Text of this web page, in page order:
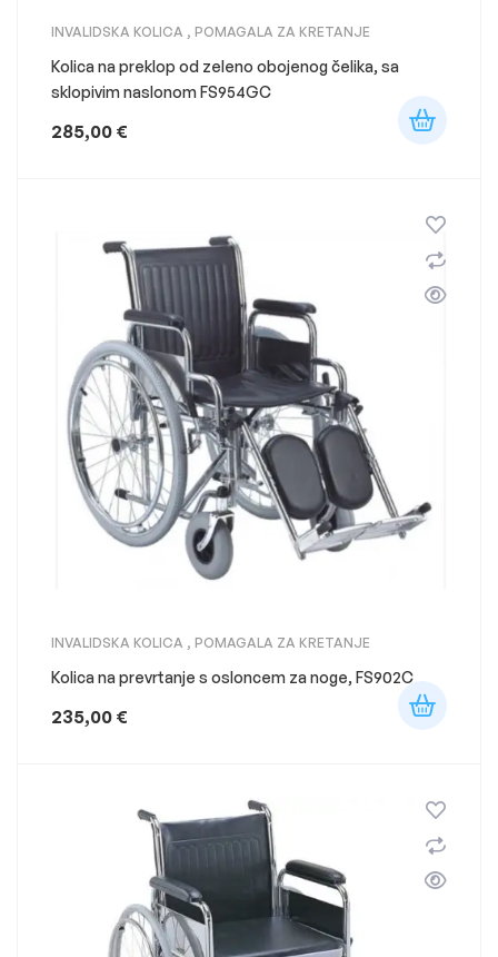
INVALIDSKA KOLICA , POMAGALA ZA KRETANJE
Kolica na preklop od zeleno obojenog čelika, sa
sklopivim naslonom FS954GC
285,00 €
INVALIDSKA KOLICA , POMAGALA ZA KRETANJE
Kolica na prevrtanje s osloncem za noge, FS902C
235,00 €